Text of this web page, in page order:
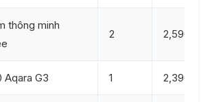
thông minh
2 2,590,000
Aqara G3 1 2,390,000